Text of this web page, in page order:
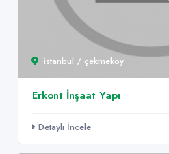
istanbul / çekmeköy
Erkont İnşaat Yapı
Detaylı İncele